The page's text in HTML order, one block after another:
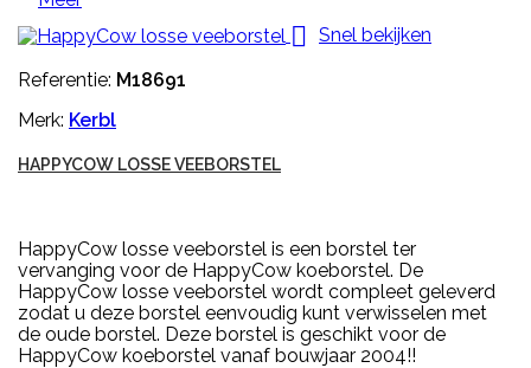
 Snel bekijken
Referentie: M18691
Merk: Kerbl
HAPPYCOW LOSSE VEEBORSTEL
HappyCow losse veeborstel is een borstel ter
vervanging voor de HappyCow koeborstel. De
HappyCow losse veeborstel wordt compleet geleverd
zodat u deze borstel eenvoudig kunt verwisselen met
de oude borstel. Deze borstel is geschikt voor de
HappyCow koeborstel vanaf bouwjaar 2004!!